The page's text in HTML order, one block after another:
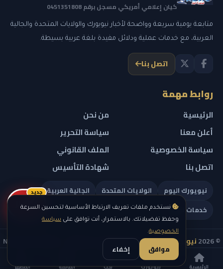
الرئيسية نيويورك بحث القائمة المظهر
نستخدم ملفات تعريف الارتباط الأساسية لتحسين السرعة
وحفظ تفضيلاتك. بالاستمرار، أنت توافق على سياسة
الخصوصية.
موافق إخفاء
كيان إعلامي أمريكي مسجل برقم 0451351808
متابعة يومية سريعة وواضحة لأخبار نيويورك والولايات المتحدة والجالية
العربية، مع خدمات عملية ودلائل مفيدة بلغة عربية بسيطة.
اتصل بنا
روابط مهمة
الرئيسية
من نحن
أعلن معنا
سياسة التحرير
سياسة الخصوصية
الملف القانوني
اتصل بنا
شهادة التأسيس
نيويورك اليوم الولايات المتحدة
الجالية العربية
خدمات تهمك
© 2026 نيويورك نيوز
— جميع الحقوق محفوظة — NEW YORK NEWS
IN ARABIC LLC — رقم التسجيل 0451351808
ريلز
جديد